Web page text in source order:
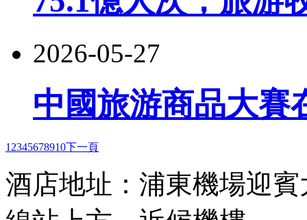
2026-05-27
中國旅游商品大賽
1 2345678910下一頁
酒店地址：浦東機場迎